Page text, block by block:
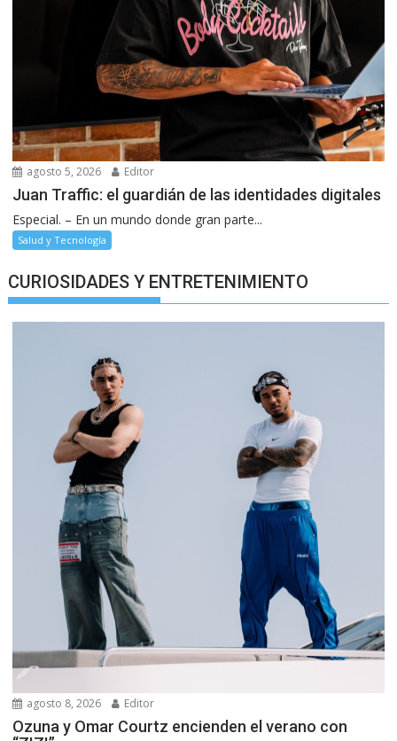
agosto 5, 2026 Editor
Juan Traffic: el guardián de las identidades digitales
Especial. – En un mundo donde gran parte...
Salud y Tecnología
CURIOSIDADES Y ENTRETENIMIENTO
agosto 8, 2026 Editor
Ozuna y Omar Courtz encienden el verano con